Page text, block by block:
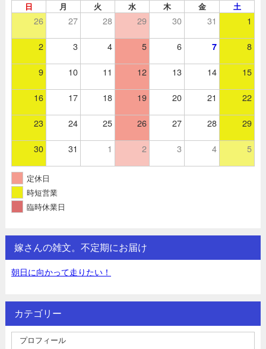
日 月 火 水 木 金 土
26 27 28 29 30 31 1
2 3 4 5 6 7 8
9 10 11 12 13 14 15
16 17 18 19 20 21 22
23 24 25 26 27 28 29
30 31 1 2 3 4 5
定休日
時短営業
臨時休業日
嫁さんの雑文。不定期にお届け
朝日に向かって走りたい！
カテゴリー